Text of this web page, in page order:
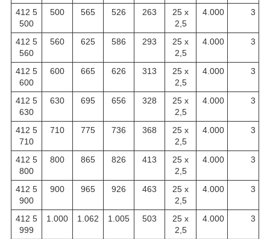
412 5
500
500 565 526 263
25 x
2,5
4.000 3
412 5
560
560 625 586 293
25 x
2,5
4.000 3
412 5
600
600 665 626 313
25 x
2,5
4.000 3
412 5
630
630 695 656 328
25 x
2,5
4.000 3
412 5
710
710 775 736 368
25 x
2,5
4.000 3
412 5
800
800 865 826 413
25 x
2,5
4.000 3
412 5
900
900 965 926 463
25 x
2,5
4.000 3
412 5
999
1.000 1.062 1.005 503
25 x
2,5
4.000 3